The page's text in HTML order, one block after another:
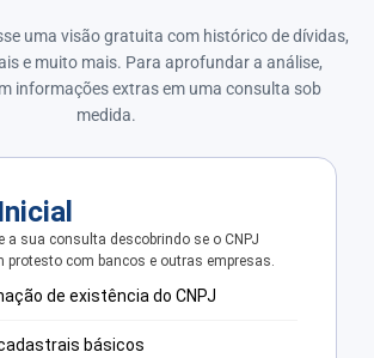
uma visão gratuita com histórico de dívidas,
e muito mais. Para aprofundar a análise,
informações extras em uma consulta sob
medida.
a sua consulta descobrindo se o CNPJ
protesto com bancos e outras empresas.
de existência do CNPJ
básicos